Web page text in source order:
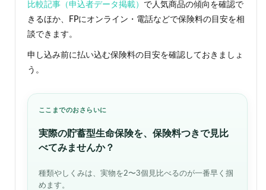
いる
人、
予定
の人
険に
り向
いて
7.1
比較記事（申込者データ掲載） で人気商品の傾向を確認で
きるほか、FPにオンライン・電話などで保険料の目安を相
談できます。
申し込み前に払い込む保険料の目安を確認しておきましょ
う。
ここまでのおさらいに
実際の貯蓄型生命保険を、保険料つきで見比
べてみませんか？
種類やしくみは、実物を2〜3個見比べるのが一番早く掴
めます。